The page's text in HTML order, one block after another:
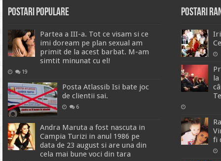
Postari Populare
Partea a III-a. Tot ce visam si ce
imi doream pe plan sexual am
primit de la acest barbat. M-am
simtit minunat cu el!
19
Posta Atlassib Isi bate joc
de clientii sai.
6
Andra Maruta a fost nascuta in
Campia Turizi in anul 1986 pe
data de 23 august si are una din
cela mai bune voci din tara
Postari
fi